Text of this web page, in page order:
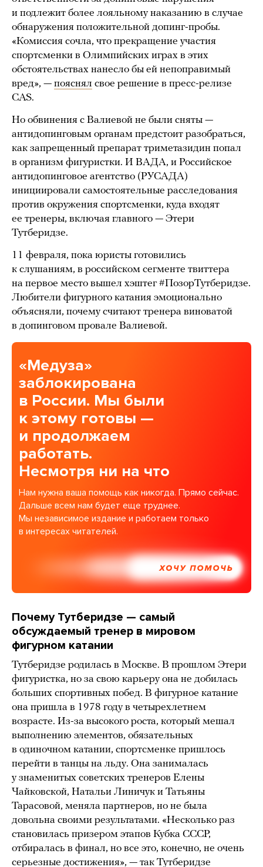
и подлежит более лояльному наказанию в случае
обнаружения положительной допинг-пробы.
«Комиссия сочла, что прекращение участия
спортсменки в Олимпийских играх в этих
обстоятельствах нанесло бы ей непоправимый
вред», — пояснял свое решение в пресс-релизе
CAS.
Но обвинения с Валиевой не были сняты —
антидопинговым органам предстоит разобраться,
как запрещенный препарат триметазидин попал
в организм фигуристки. И ВАДА, и Российское
антидопинговое агентство (РУСАДА)
инициировали самостоятельные расследования
против окружения спортсменки, куда входят
ее тренеры, включая главного — Этери
Тутберидзе.
11 февраля, пока юристы готовились
к слушаниям, в российском сегменте твиттера
на первое место вышел хэштег #ПозорТутберидзе.
Любители фигурного катания эмоционально
объясняли, почему считают тренера виноватой
в допинговом провале Валиевой.
«Медуза»
заблокирована
в России. Мы были
к этому готовы —
и продолжаем
работать.
Несмотря ни на что
Нам нужна ваша помощь как никогда. Прямо сейчас.
Дальше всем нам будет еще труднее.
Мы независимое издание и работаем только
в интересах читателей.
ХОЧУ ПОМОЧЬ
Почему Тутберидзе — самый
обсуждаемый тренер в мировом
фигурном катании
Тутберидзе родилась в Москве. В прошлом Этери
фигуристка, но за свою карьеру она не добилась
больших спортивных побед. В фигурное катание
она пришла в 1978 году в четырехлетнем
возрасте. Из-за высокого роста, который мешал
выполнению элементов, обязательных
в одиночном катании, спортсменке пришлось
перейти в танцы на льду. Она занималась
у знаменитых советских тренеров Елены
Чайковской, Натальи Линичук и Татьяны
Тарасовой, меняла партнеров, но не была
довольна своими результатами. «Несколько раз
становилась призером этапов Кубка СССР,
отбиралась в финал, но все это, конечно, не очень
серьезные достижения», — так Тутберидзе